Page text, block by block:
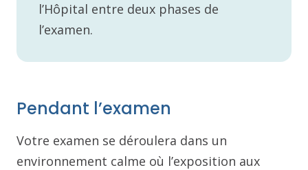
l’Hôpital entre deux phases de
l’examen.
Pendant l’examen
Votre examen se déroulera dans un
environnement calme où l’exposition aux